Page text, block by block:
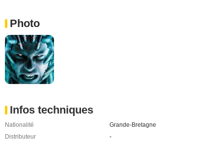
Photo
Infos techniques
Nationalité
Grande-Bretagne
Distributeur
-